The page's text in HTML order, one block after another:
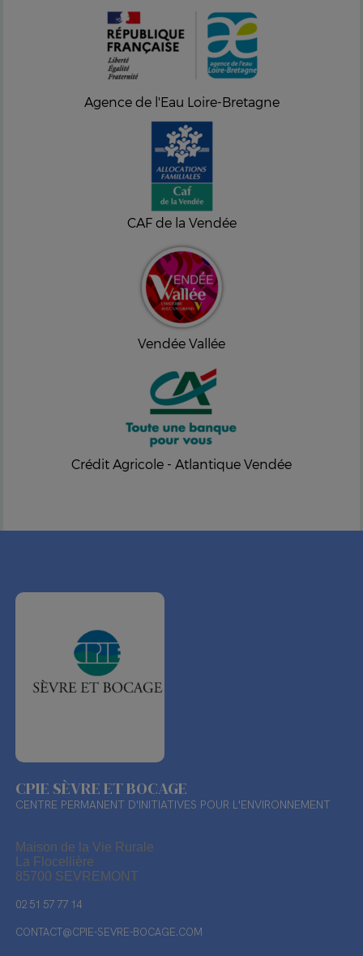
Agence de l'Eau Loire-Bretagne
CAF de la Vendée
Vendée Vallée
Crédit Agricole - Atlantique Vendée
CPIE SÈVRE ET BOCAGE
CENTRE PERMANENT D'INITIATIVES POUR L'ENVIRONNEMENT
Maison de la Vie Rurale
La Flocellière
85700 SEVREMONT
02 51 57 77 14
CONTACT@CPIE-SEVRE-BOCAGE.COM